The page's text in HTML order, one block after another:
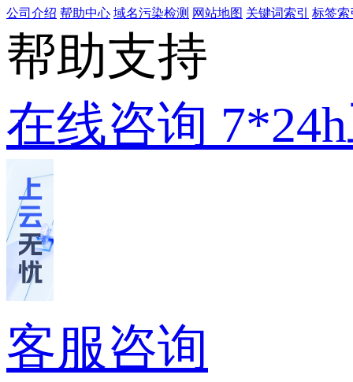
公司介绍 帮助中心 域名污染检测 网站地图 关键词索引 标签索
帮助支持
在线咨询
客服咨询